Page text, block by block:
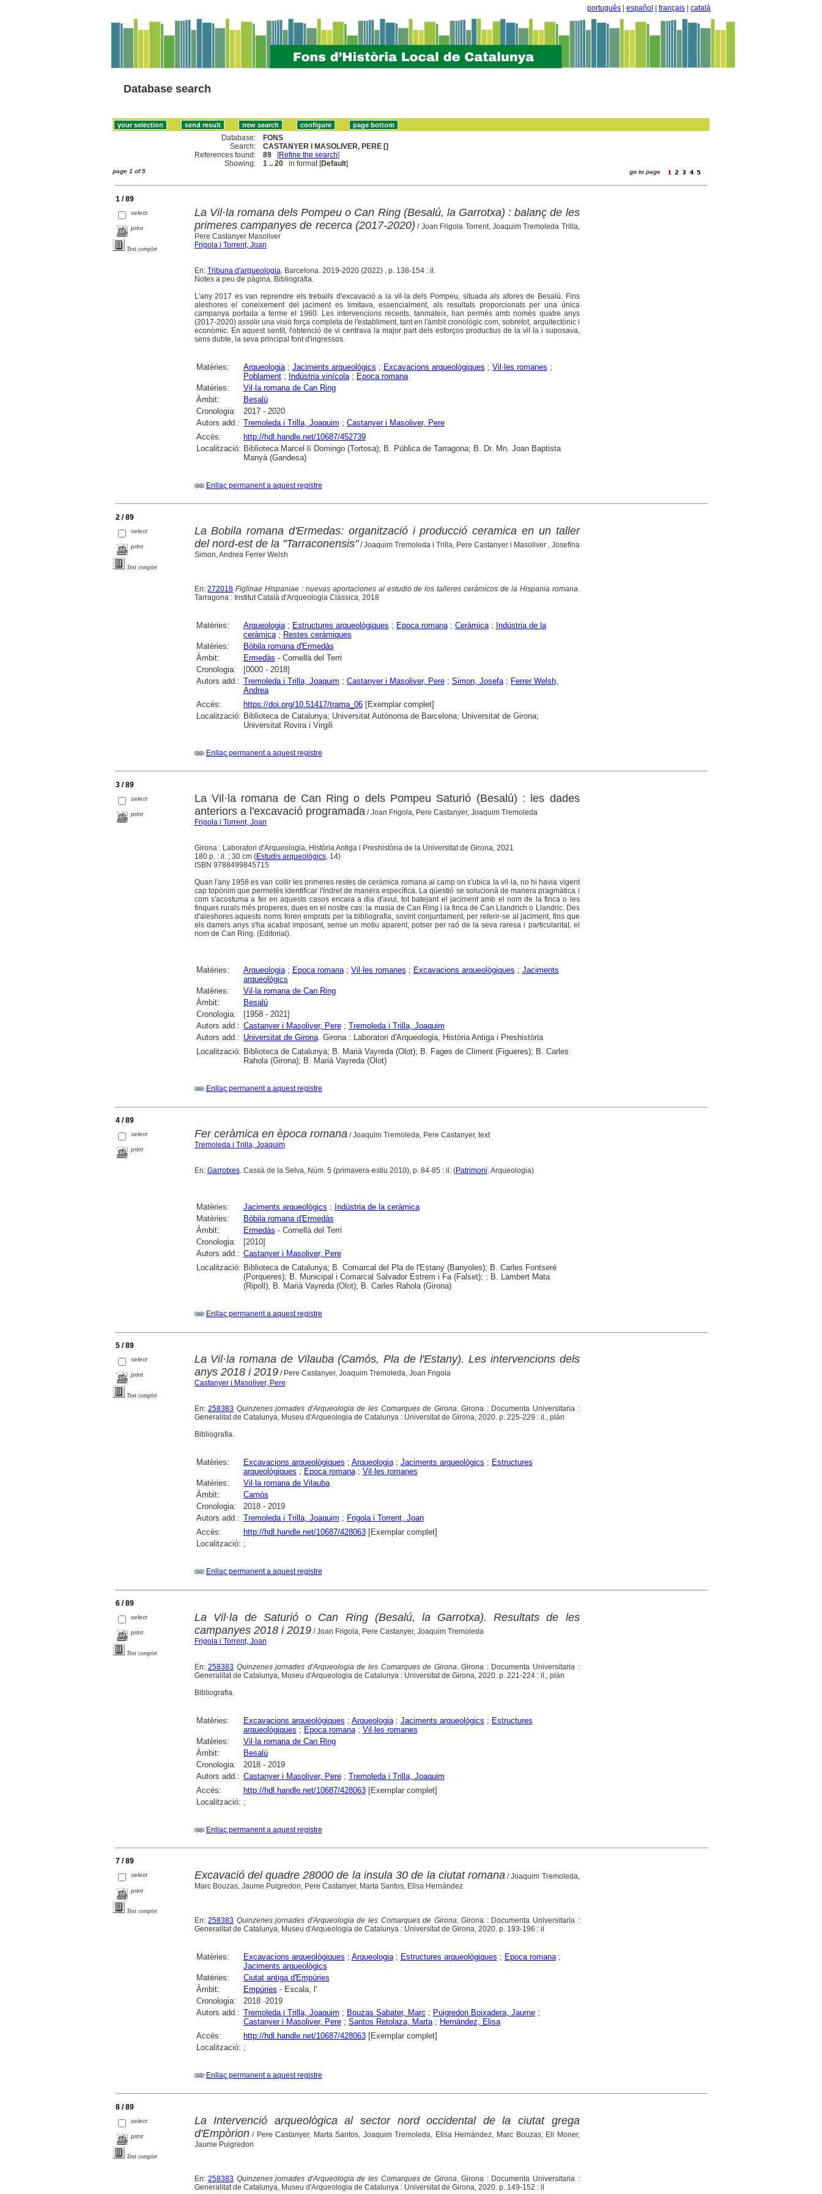
português español français català
Database search
Database:
FONS
Search:
CASTANYER I MASOLIVER, PERE []
References found:
89 [Refine the search]
Showing:
1 .. 20 in format [Default]
page 1 of 5 go to page
1 / 89
select
print
Text complet
La Vil·la romana dels Pompeu o Can Ring (Besalú, la Garrotxa) : balanç de les
primeres campanyes de recerca (2017-2020) / Joan Frigola Torrent, Joaquim Tremoleda Trilla,
Pere Castanyer Masoliver
Frigola i Torrent, Joan
En: Tribuna d'arqueologia. Barcelona. 2019-2020 (2022) , p. 138-154 : il.
Notes a peu de pàgina. Bibliografia.
L'any 2017 es van reprendre els treballs d'excavació a la vil·la dels Pompeu, situada als afores de Besalú. Fins
aleshores el coneixement del jaciment es limitava, essencialment, als resultats proporcionats per una única
campanya portada a terme el 1960. Les intervencions recents, tanmateix, han permès amb només quatre anys
(2017-2020) assolir una visió força completa de l'establiment, tant en l'àmbit cronològic com, sobretot, arquitectònic i
econòmic. En aquest sentit, l'obtenció de vi centrava la major part dels esforços productius de la vil·la i suposava,
sens dubte, la seva principal font d'ingressos.
Matèries: Arqueologia; Jaciments arqueològics ; Excavacions arqueològiques ; Vil·les romanes ;
Poblament; Indústria vinícola; Epoca romana
Matèries:
Vil·la romana de Can Ring
Àmbit:
Besalú
Cronologia:
2017 - 2020
Autors add.: Tremoleda i Trilla, Joaquim ; Castanyer i Masoliver, Pere
Accés:
http://hdl.handle.net/10687/452739
Localització: Biblioteca Marcel·lí Domingo (Tortosa); B. Pública de Tarragona; B. Dr. Mn. Joan Baptista
Manyà (Gandesa)
Enllaç permanent a aquest registre
2 / 89
select
print
Text complet
La Bobila romana d'Ermedas: organització i producció ceramica en un taller
del nord-est de la "Tarraconensis"/ Joaquim Tremoleda i Trilla, Pere Castanyer i Masoliver , Josefina
Simon, Andrea Ferrer Welsh
En:272018 Figlinae Hispaniae : nuevas aportaciones al estudio de los talleres cerámicos de la Hispania romana.
Tarragona : Institut Català d'Arqueologia Clàssica, 2018
Matèries: Arqueologia; Estructures arqueològiques ; Epoca romana; Ceràmica; Indústria de la
ceràmica; Restes ceràmiques
Matèries:
Bòbila romana d'Ermedàs
Àmbit:
Ermedàs - Cornellà del Terri
Cronologia:
[0000 - 2018]
Autors add.: Tremoleda i Trilla, Joaquim ; Castanyer i Masoliver, Pere; Simon, Josefa; Ferrer Welsh,
Andrea
Accés:
https://doi.org/10.51417/trama_06[Exemplar complet]
Localització: Biblioteca de Catalunya; Universitat Autònoma de Barcelona; Universitat de Girona;
Universitat Rovira i Virgili
Enllaç permanent a aquest registre
3 / 89
select
print
La Vil·la romana de Can Ring o dels Pompeu Saturió (Besalú) : les dades
anteriors a l'excavació programada/ Joan Frigola, Pere Castanyer, Joaquim Tremoleda
Frigola i Torrent, Joan
Girona : Laboratori d'Arqueologia, Història Antiga i Preshistòria de la Universitat de Girona, 2021
180 p. : il. ; 30 cm (Estudis arqueològics, 14)
ISBN 9788499845715
Quan l'any 1958 es van collir les primeres restes de ceràmica romana al camp on s'ubica la vil·la, no hi havia vigent
cap topònim que permetés identificar l'indret de manera específica. La qüestió se solucionà de manera pragmàtica i
com s'acostuma a fer en aquests casos encara a dia d'avui, tot batejant el jaciment amb el nom de la finca o les
finques rurals més properes, dues en el nostre cas: la masia de Can Ring i la finca de Can Llandrich o Llandric. Des
d'aleshores aquests noms foren emprats per la bibliografia, sovint conjuntament, per referir-se al jaciment, fins que
els darrers anys s'ha acabat imposant, sense un motiu aparent, potser per raó de la seva raresa i particularitat, el
nom de Can Ring. (Editorial).
Matèries: Arqueologia; Epoca romana; Vil·les romanes ; Excavacions arqueològiques ; Jaciments
arqueològics
Matèries:
Vil·la romana de Can Ring
Àmbit:
Besalú
Cronologia:
[1958 - 2021]
Autors add.: Castanyer i Masoliver, Pere; Tremoleda i Trilla, Joaquim
Autors add.: Universitat de Girona. Girona : Laboratori d'Arqueologia, Història Antiga i Preshistòria
Localització: Biblioteca de Catalunya; B. Marià Vayreda (Olot); B. Fages de Climent (Figueres); B. Carles
Rahola (Girona); B. Marià Vayreda (Olot)
Enllaç permanent a aquest registre
4 / 89
select
print
Fer ceràmica en època romana/ Joaquim Tremoleda, Pere Castanyer, text
Tremoleda i Trilla, Joaquim
En: Garrotxes. Cassà de la Selva, Núm. 5 (primavera-estiu 2010), p. 84-85 : il. (Patrimoni. Arqueologia)
Matèries: Jaciments arqueològics ; Indústria de la ceràmica
Matèries:
Bòbila romana d'Ermedàs
Àmbit:
Ermedàs - Cornellà del Terri
Cronologia:
[2010]
Autors add.: Castanyer i Masoliver, Pere
Localització: Biblioteca de Catalunya; B. Comarcal del Pla de l'Estany (Banyoles); B. Carles Fontseré
(Porqueres); B. Municipal i Comarcal Salvador Estrem i Fa (Falset); ; B. Lambert Mata
(Ripoll); B. Marià Vayreda (Olot); B. Carles Rahola (Girona)
Enllaç permanent a aquest registre
5 / 89
select
print
Text complet
La Vil·la romana de Vilauba (Camós, Pla de l'Estany). Les intervencions dels
anys 2018 i 2019/ Pere Castanyer, Joaquim Tremoleda, Joan Frigola
Castanyer i Masoliver, Pere
En:258383 Quinzenes jornades d'Arqueologia de les Comarques de Girona. Girona : Documenta Universitaria :
Generalitat de Catalunya, Museu d'Arqueologia de Catalunya : Universitat de Girona, 2020. p. 225-229 : il., plàn
Bibliografia.
Matèries: Excavacions arqueològiques ; Arqueologia; Jaciments arqueològics ; Estructures
arqueològiques ; Epoca romana; Vil·les romanes
Matèries:
Vil·la romana de Vilauba
Àmbit:
Camós
Cronologia:
2018 - 2019
Autors add.: Tremoleda i Trilla, Joaquim ; Frigola i Torrent, Joan
Accés:
http://hdl.handle.net/10687/428063[Exemplar complet]
Localització: ;
Enllaç permanent a aquest registre
6 / 89
select
print
Text complet
La Vil·la de Saturió o Can Ring (Besalú, la Garrotxa). Resultats de les
campanyes 2018 i 2019/ Joan Frigola, Pere Castanyer, Joaquim Tremoleda
Frigola i Torrent, Joan
En:258383 Quinzenes jornades d'Arqueologia de les Comarques de Girona . Girona : Documenta Universitaria :
Generalitat de Catalunya, Museu d'Arqueologia de Catalunya : Universitat de Girona, 2020. p. 221-224 : il., plàn
Bibliografia.
Matèries: Excavacions arqueològiques ; Arqueologia; Jaciments arqueològics ; Estructures
arqueològiques ; Epoca romana; Vil·les romanes
Matèries:
Vil·la romana de Can Ring
Àmbit:
Besalú
Cronologia:
2018 - 2019
Autors add.: Castanyer i Masoliver, Pere; Tremoleda i Trilla, Joaquim
Accés:
http://hdl.handle.net/10687/428063[Exemplar complet]
Localització: ;
Enllaç permanent a aquest registre
7 / 89
select
print
Text complet
Excavació del quadre 28000 de la insula 30 de la ciutat romana / Joaquim Tremoleda,
Marc Bouzas, Jaume Puigredon, Pere Castanyer, Marta Santos, Elisa Hernández
En:258383 Quinzenes jornades d'Arqueologia de les Comarques de Girona . Girona : Documenta Universitaria :
Generalitat de Catalunya, Museu d'Arqueologia de Catalunya : Universitat de Girona, 2020. p. 193-196 : il
Matèries: Excavacions arqueològiques ; Arqueologia; Estructures arqueològiques ; Epoca romana;
Jaciments arqueològics
Matèries:
Ciutat antiga d'Empúries
Àmbit:
Empúries - Escala, l'
Cronologia:
2018 -2019
Autors add.: Tremoleda i Trilla, Joaquim ; Bouzas Sabater, Marc ; Puigredon Boixadera, Jaume;
Castanyer i Masoliver, Pere; Santos Retolaza, Marta; Hernández, Elisa
Accés:
http://hdl.handle.net/10687/428063[Exemplar complet]
Localització: ;
Enllaç permanent a aquest registre
8 / 89
select
print
Text complet
La Intervenció arqueològica al sector nord occidental de la ciutat grega
d'Empòrion/ Pere Castanyer, Marta Santos, Joaquim Tremoleda, Elisa Hernández, Marc Bouzas, Eli Moner,
Jaume Puigredon
En:258383 Quinzenes jornades d'Arqueologia de les Comarques de Girona . Girona : Documenta Universitaria :
Generalitat de Catalunya, Museu d'Arqueologia de Catalunya : Universitat de Girona, 2020. p. 149-152 : il